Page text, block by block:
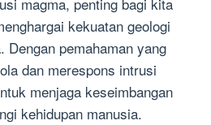
kekuatan geologi
pemahaman yang
dan merespons intrusi
menjaga keseimbangan
kehidupan manusia.